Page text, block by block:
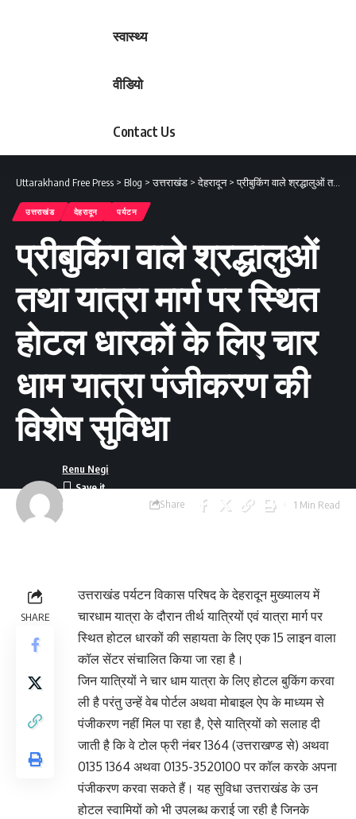
स्वास्थ्य
वीडियो
Contact Us
Uttarakhand Free Press > Blog >उत्तराखंड >देहरादून>प्रीबुकिंग वाले श्रद्धालुओं तथा यात्रा मार्ग पर स्थित होटल धारकों के लिए चार धाम यात्रा पंजीकरण की विशेष सुविधा
उत्तराखंड देहरादून पर्यटन
प्रीबुकिंग वाले श्रद्धालुओं
तथा यात्रा मार्ग पर स्थित
होटल धारकों के लिए चार
धाम यात्रा पंजीकरण की
विशेष सुविधा
Last updated:
Renu Negi
Share 1 Min Read
SHARE
उत्तराखंड पर्यटन विकास परिषद के देहरादून मुख्यालय में
चारधाम यात्रा के दौरान तीर्थ यात्रियों एवं यात्रा मार्ग पर
स्थित होटल धारकों की सहायता के लिए एक 15 लाइन वाला
कॉल सेंटर संचालित किया जा रहा है।
जिन यात्रियों ने चार धाम यात्रा के लिए होटल बुकिंग करवा
ली है परंतु उन्हें वेब पोर्टल अथवा मोबाइल ऐप के माध्यम से
पंजीकरण नहीं मिल पा रहा है, ऐसे यात्रियों को सलाह दी
जाती है कि वे टोल फ्री नंबर 1364 (उत्तराखण्ड से) अथवा
0135 1364 अथवा 0135-3520100 पर कॉल करके अपना
पंजीकरण करवा सकते हैं। यह सुविधा उत्तराखंड के उन
होटल स्वामियों को भी उपलब्ध कराई जा रही है जिनके